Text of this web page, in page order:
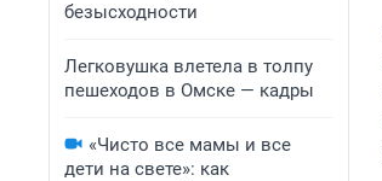
безысходности
Легковушка влетела в толпу
пешеходов в Омске — кадры
«Чисто все мамы и все
дети на свете»: как